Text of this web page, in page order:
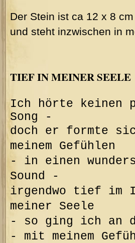
Der Stein ist ca 12 x 8
und steht inzwischen in
TIEF IN MEINER SEELE
Ich hörte keinen
Song -
doch er formte
meinem Gefühlen
- in einen
Sound -
irgendwo tief im
meiner Seele
-
so ging ich an
- mit meinem